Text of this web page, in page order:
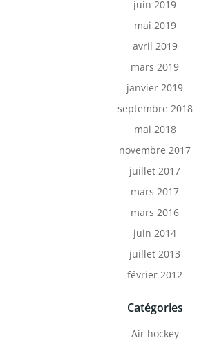
juin 2019
mai 2019
avril 2019
mars 2019
janvier 2019
septembre 2018
mai 2018
novembre 2017
juillet 2017
mars 2017
mars 2016
juin 2014
juillet 2013
février 2012
Catégories
Air hockey